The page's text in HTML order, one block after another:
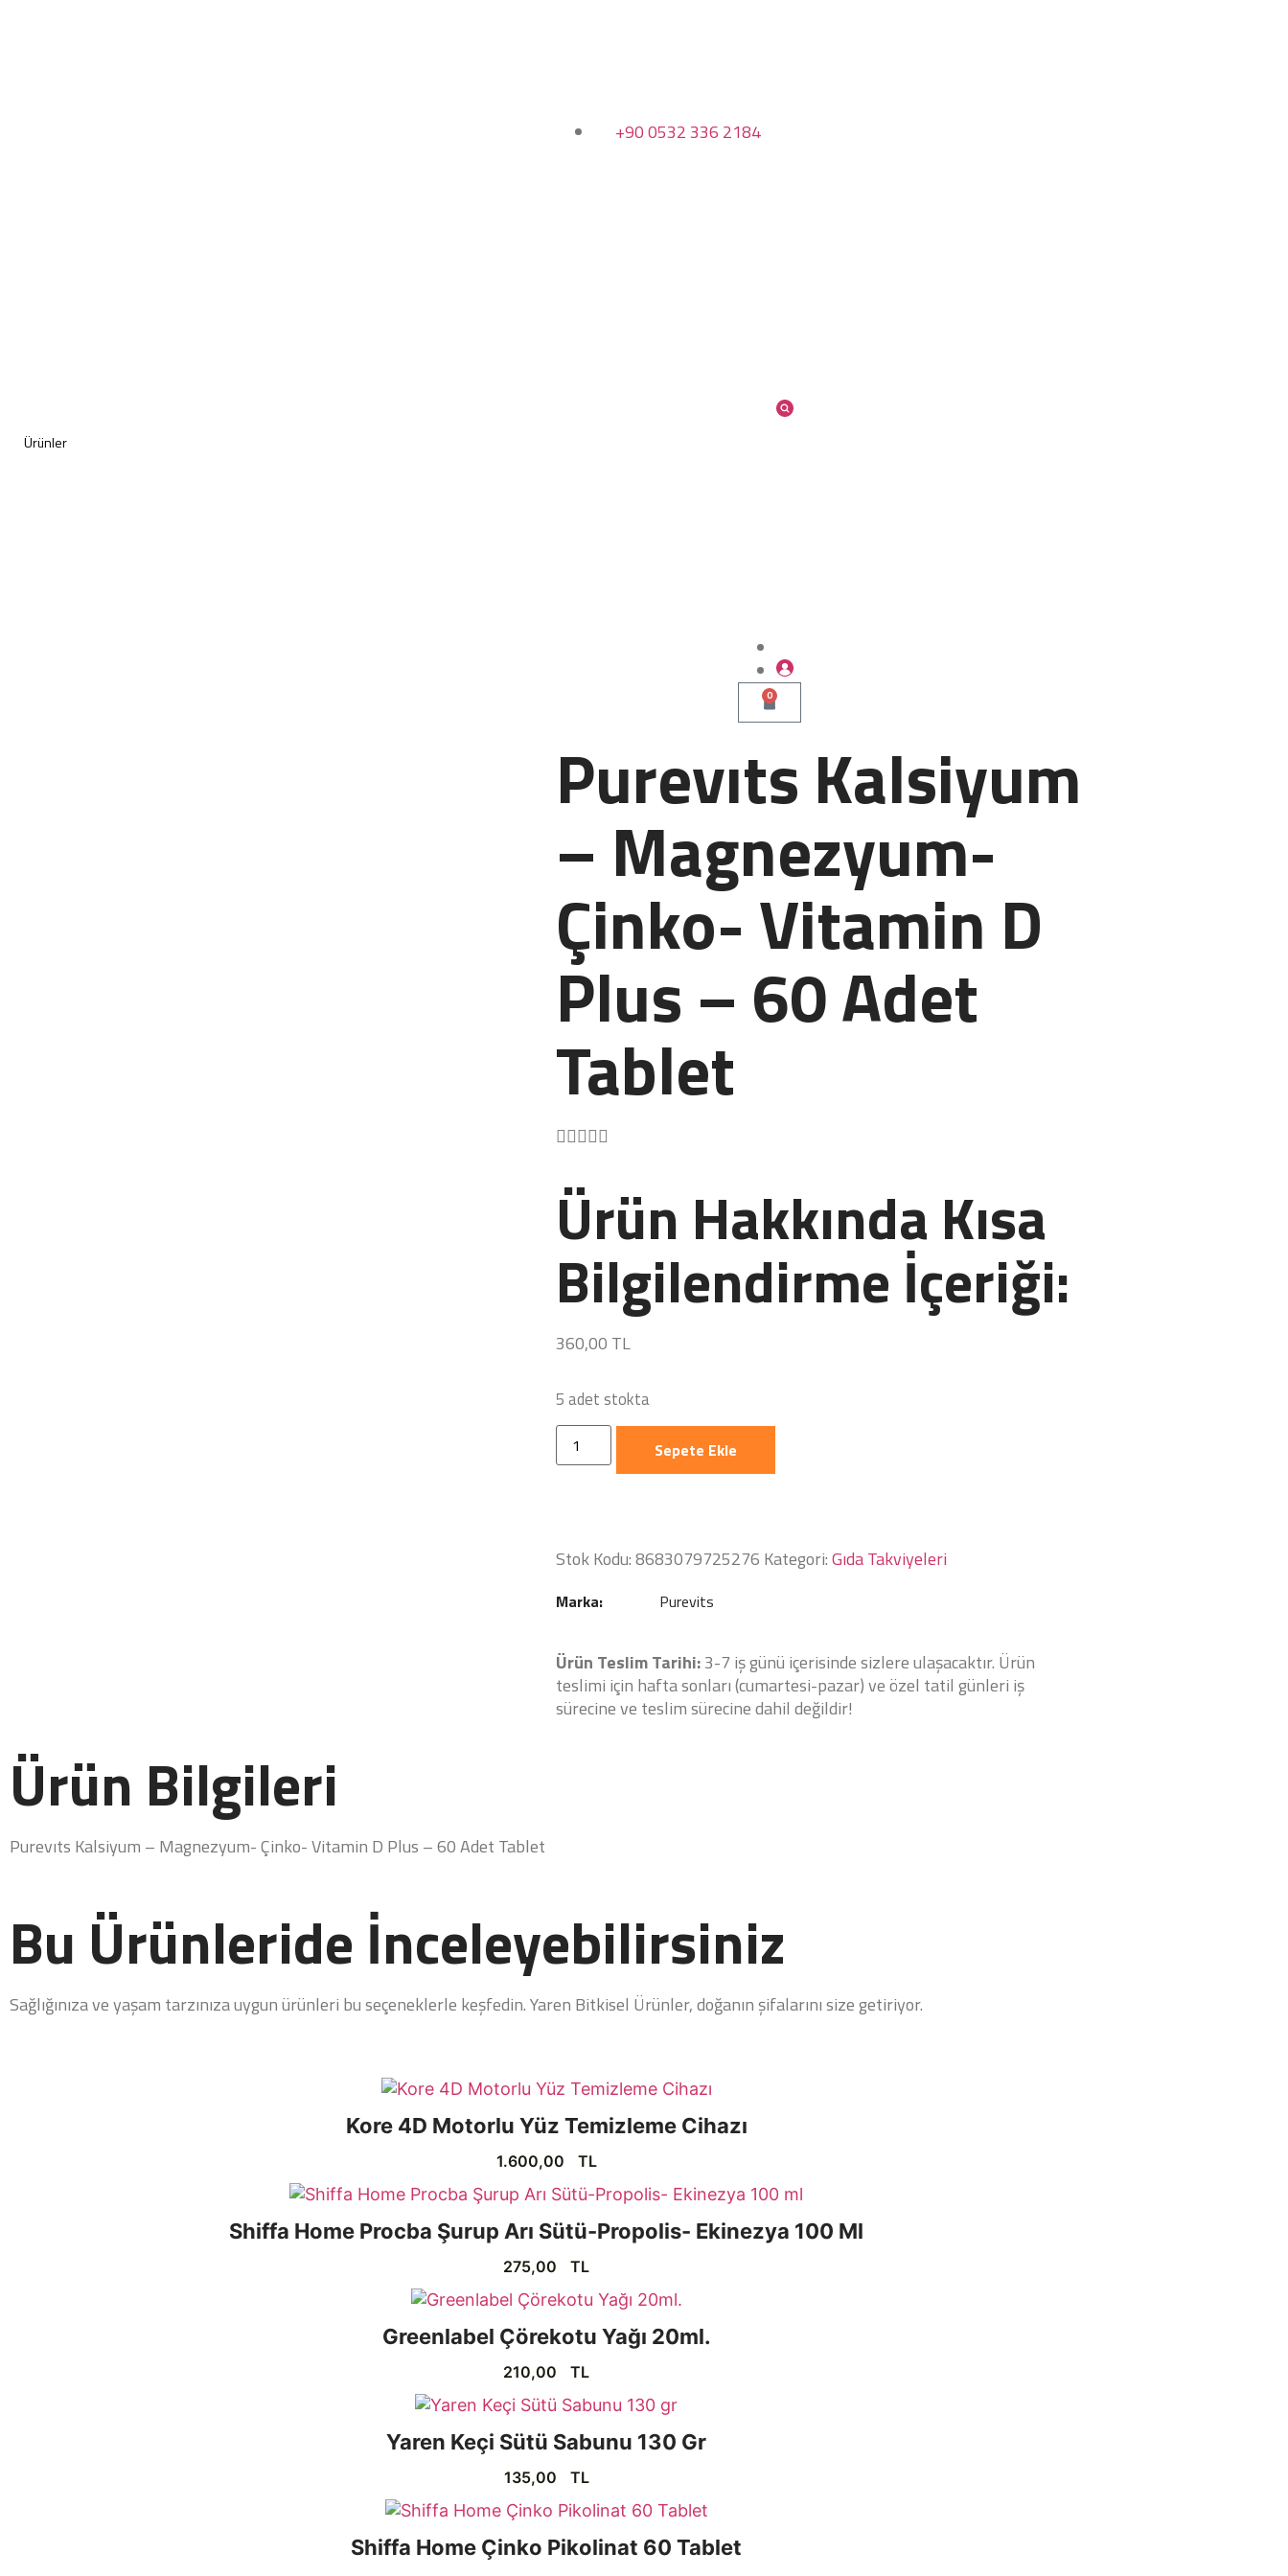
+90 0532 336 2184
Ürünler
0
Purevıts Kalsiyum
– Magnezyum-
Çinko- Vitamin D
Plus – 60 Adet
Tablet

Ürün Hakkında Kısa
Bilgilendirme İçeriği:
360,00 TL
5 adet stokta
Sepete Ekle
Stok Kodu:8683079725276 Kategori:Gıda Takviyeleri
Marka: Purevits
Ürün Teslim Tarihi:3-7 iş günü içerisinde sizlere ulaşacaktır. Ürün
teslimi için hafta sonları (cumartesi-pazar) ve özel tatil günleri iş
sürecine ve teslim sürecine dahil değildir!
Ürün Bilgileri
Purevıts Kalsiyum – Magnezyum- Çinko- Vitamin D Plus – 60 Adet Tablet
Bu Ürünleride İnceleyebilirsiniz
Sağlığınıza ve yaşam tarzınıza uygun ürünleri bu seçeneklerle keşfedin. Yaren Bitkisel Ürünler, doğanın şifalarını size getiriyor.
Kore 4D Motorlu Yüz Temizleme Cihazı
1.600,00 TL
Shiffa Home Procba Şurup Arı Sütü-Propolis- Ekinezya 100 Ml
275,00 TL
Greenlabel Çörekotu Yağı 20ml.
210,00 TL
Yaren Keçi Sütü Sabunu 130 Gr
135,00 TL
Shiffa Home Çinko Pikolinat 60 Tablet